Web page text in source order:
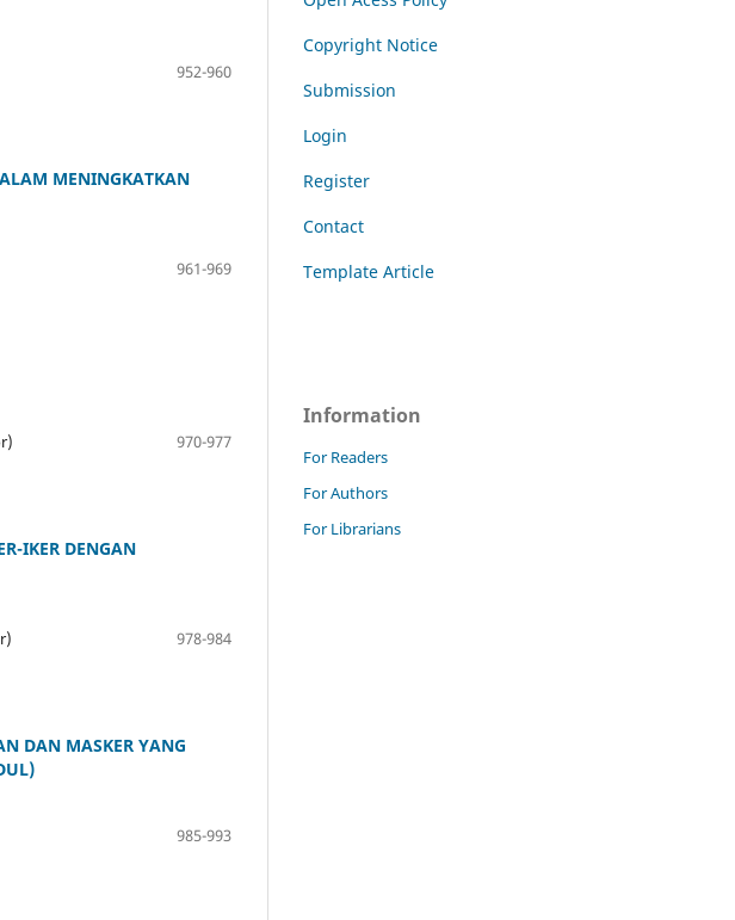
952-960
MENINGKATKAN
961-969
970-977
IKER DENGAN
978-984
DAN MASKER YANG
985-993
Copyright Notice
Submission
Login
Register
Contact
Template Article
Information
For Readers
For Authors
For Librarians